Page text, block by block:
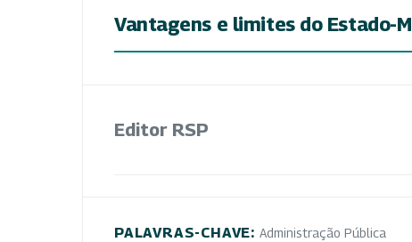
Vantagens e limites do Estado-
Editor RSP
PALAVRAS-CHAVE: Administração Pública